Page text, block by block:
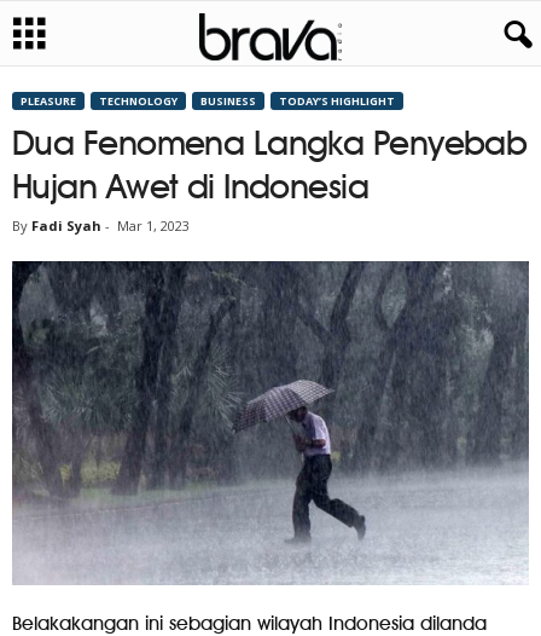
PLEASURE TECHNOLOGY BUSINESS TODAY’S HIGHLIGHT
Dua Fenomena Langka Penyebab
Hujan Awet di Indonesia
By Fadi Syah - Mar 1, 2023
Belakakangan ini sebagian wilayah Indonesia dilanda